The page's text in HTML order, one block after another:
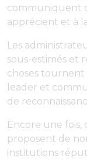
communiquent
apprécient et à
Les
sous-estimés et
choses
leader et
de
Encore une fois,
proposent de
institutions